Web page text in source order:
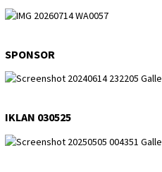
SPONSOR
IKLAN 030525